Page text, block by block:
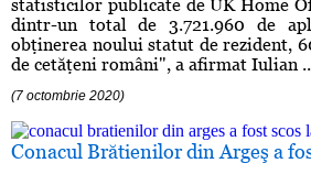
statisticilor publicate de UK Home
dintr-un total de 3.721.960 de
obţinerea noului statut de rezident,
de cetăţeni români", a afirmat Iulian
(7 octombrie 2020)
Conacul Brătienilor din Argeş a